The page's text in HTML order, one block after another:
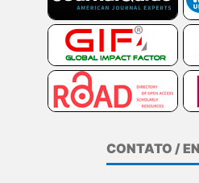
CONTATO /